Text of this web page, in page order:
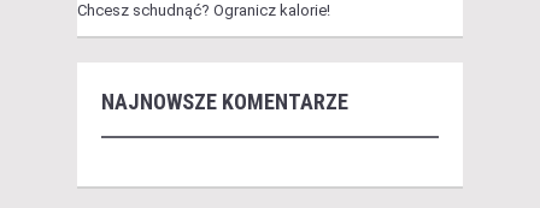
Chcesz schudnąć? Ogranicz kalorie!
NAJNOWSZE KOMENTARZE